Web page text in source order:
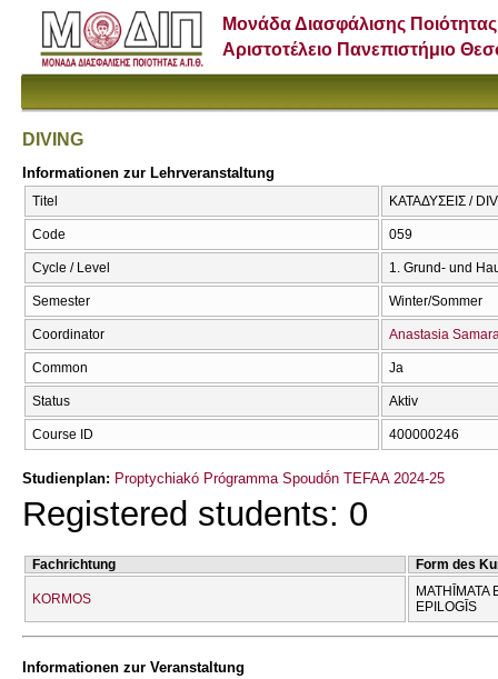
Μονάδα Διασφάλισης Ποιότητας
Αριστοτέλειο Πανεπιστήμιο
DIVING
Informationen zur Lehrveranstaltung
Titel ΚΑΤΑΔΥΣΕΙΣ /
Code 059
Cycle / Level 1. Grund- und
Semester Winter/Sommer
Coordinator Anastasia
Common Ja
Status Aktiv
Course ID 400000246
Studienplan: Proptychiakó Prógramma Spoudṓn TEFAA 2024-25
Registered students: 0
Fachrichtung Form des
KORMOS
MATHĪMATA
EPILOGĪS
Informationen zur Veranstaltung